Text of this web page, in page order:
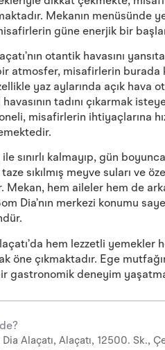
Mekanın menüsünde
güne enerjik bir
otantik havasını
atmosfer, misafirlerin
yaz aylarında açık
havasının tadını çıkarmak
misafirlerin ihtiyaçlarına
sınırlı kalmayıp, gün
sıkılmış meyve suları ve
Mekan, hem aileler hem de
Dia’nın merkezi konumu
hem lezzetli yemekler
öne çıkmaktadır. Ege
gastronomik deneyim
Alaçatı, Alaçatı, 12500. Sk.,